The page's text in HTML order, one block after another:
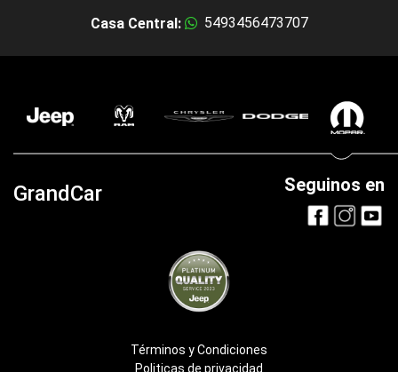
Casa Central: 5493456473707
GrandCar Seguinos en
Términos y Condiciones
Politicas de privacidad